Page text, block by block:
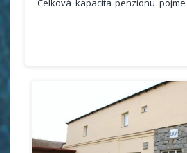
Celková kapacita penzionu
Samozřejmostí je také sociální
WC. K dispozici je plně
krbem, saunu, venkovní posezení
1 500 Kč objekt / noc